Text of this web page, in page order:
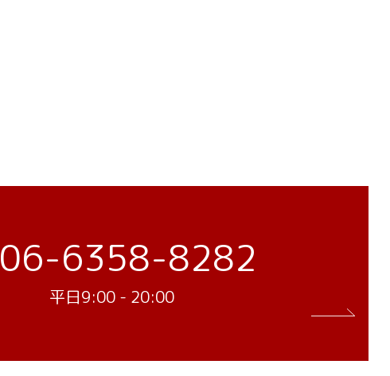
06-6358-8282
平日9:00 - 20:00